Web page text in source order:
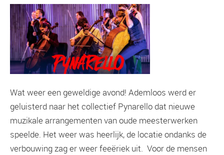
Wat weer een geweldige avond! Ademloos werd er
geluisterd naar het collectief Pynarello dat nieuwe
muzikale arrangementen van oude meesterwerken
speelde. Het weer was heerlijk, de locatie ondanks de
verbouwing zag er weer feeëriek uit. Voor de mensen